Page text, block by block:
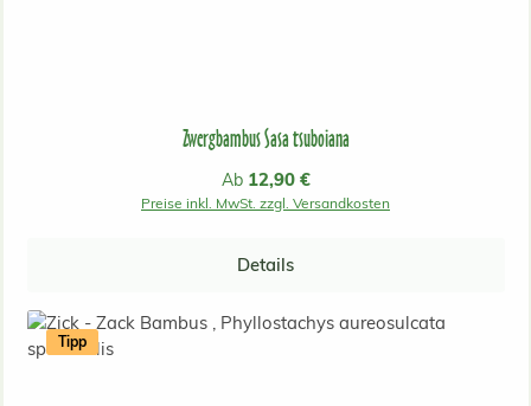
Zwergbambus Sasa tsuboiana
Regulärer Preis:
Ab 12,90 €
Preise inkl. MwSt. zzgl. Versandkosten
Details
Tipp